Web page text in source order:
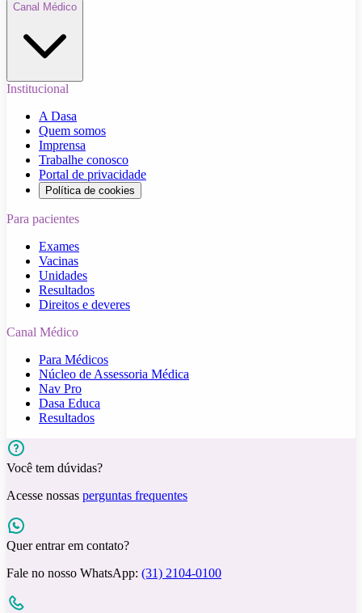
Canal Médico
Institucional
A Dasa
Quem somos
Imprensa
Trabalhe conosco
Portal de privacidade
Política de cookies
Para pacientes
Exames
Vacinas
Unidades
Resultados
Direitos e deveres
Canal Médico
Para Médicos
Núcleo de Assessoria Médica
Nav Pro
Dasa Educa
Resultados
Você tem dúvidas?
Acesse nossas perguntas frequentes
Quer entrar em contato?
Fale no nosso WhatsApp: (31) 2104-0100